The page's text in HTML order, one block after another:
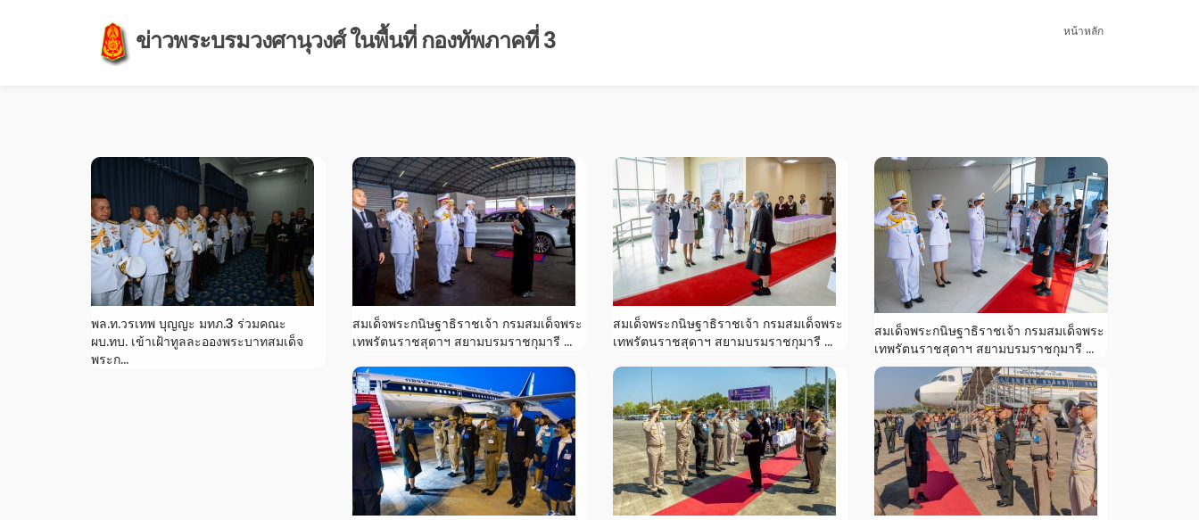
ข่าวพระบรมวงศานุวงศ์ ในพื้นที่ กองทัพภาคที่ 3 หน้าหลัก
พล.ท.วรเทพ บุญญะ มทภ.3 ร่วมคณะ
ผบ.ทบ. เข้าเฝ้าทูลละอองพระบาทสมเด็จ
พระก...
สมเด็จพระกนิษฐาธิราชเจ้า กรมสมเด็จพระ
เทพรัตนราชสุดาฯ สยามบรมราชกุมารี ...
สมเด็จพระกนิษฐาธิราชเจ้า กรมสมเด็จพระ
เทพรัตนราชสุดาฯ สยามบรมราชกุมารี ...
สมเด็จพระกนิษฐาธิราชเจ้า กรมสมเด็จพระ
เทพรัตนราชสุดาฯ สยามบรมราชกุมารี ...